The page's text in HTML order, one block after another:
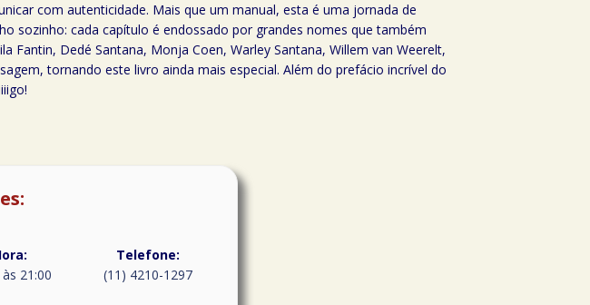
com autenticidade. Mais que um manual, esta é uma jornada de
sozinho: cada capítulo é endossado por grandes nomes que também
Fantin, Dedé Santana, Monja Coen, Warley Santana, Willem van Weerelt,
tornando este livro ainda mais especial. Além do prefácio incrível do
21:00
Telefone:
(11) 4210-1297